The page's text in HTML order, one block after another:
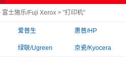
富士施乐/Fuji Xerox > "打印机"
爱普生 惠普/HP
绿联/Ugreen 京瓷/Kyocera